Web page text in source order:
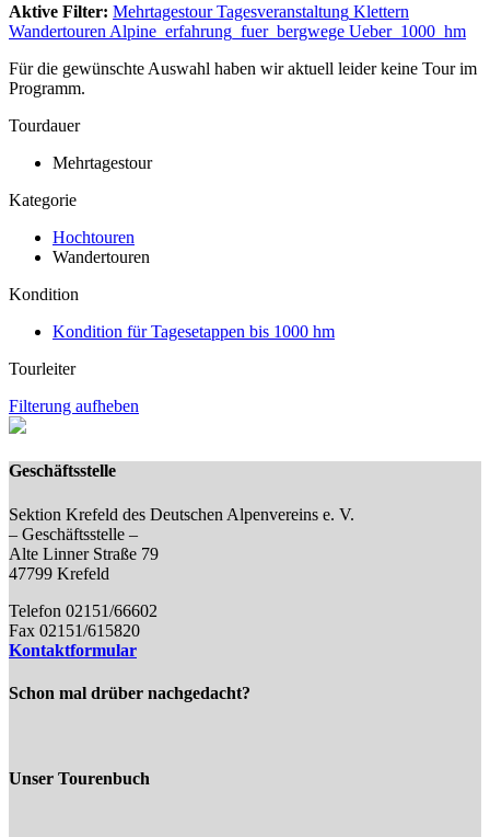
Aktive Filter: MehrtagestourTagesveranstaltung Klettern
Wandertouren Alpine_erfahrung_fuer_bergwege Ueber_1000_hm
Für die gewünschte Auswahl haben wir aktuell leider keine Tour im
Programm.
Tourdauer
Mehrtagestour
Kategorie
Hochtouren
Wandertouren
Kondition
Kondition für Tagesetappen bis 1000 hm
Tourleiter
Filterung aufheben
Geschäftsstelle
Sektion Krefeld des Deutschen Alpenvereins e. V.
– Geschäftsstelle –
Alte Linner Straße 79
47799 Krefeld
Telefon 02151/66602
Fax 02151/615820
Kontaktformular
Schon mal drüber nachgedacht?
Unser Tourenbuch